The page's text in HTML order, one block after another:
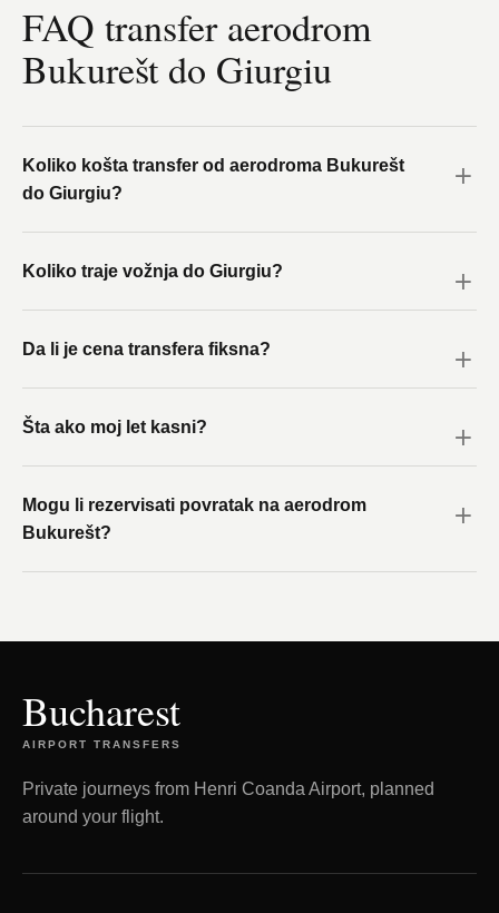
FAQ transfer aerodrom
Bukurešt do Giurgiu
Koliko košta transfer od aerodroma Bukurešt
do Giurgiu?
Koliko traje vožnja do Giurgiu?
Da li je cena transfera fiksna?
Šta ako moj let kasni?
Mogu li rezervisati povratak na aerodrom
Bukurešt?
Bucharest
AIRPORT TRANSFERS
Private journeys from Henri Coanda Airport, planned
around your flight.